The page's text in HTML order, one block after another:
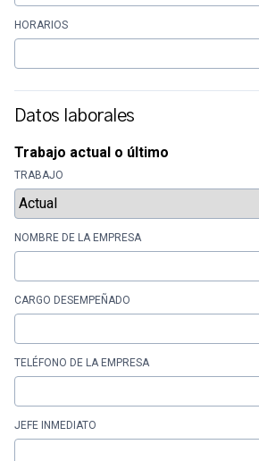
HORARIOS
Datos laborales
Trabajo actual o último
TRABAJO
NOMBRE DE LA EMPRESA
CARGO DESEMPEÑADO
TELÉFONO DE LA EMPRESA
JEFE INMEDIATO